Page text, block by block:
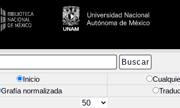
Inicio
Grafía normalizada